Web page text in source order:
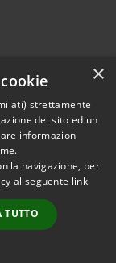
2026 • Comune di
• Powered
Accesso
redazione
×
strettamente
del sito ed un
informazioni
la navigazione, per
al seguente link
TUTTO